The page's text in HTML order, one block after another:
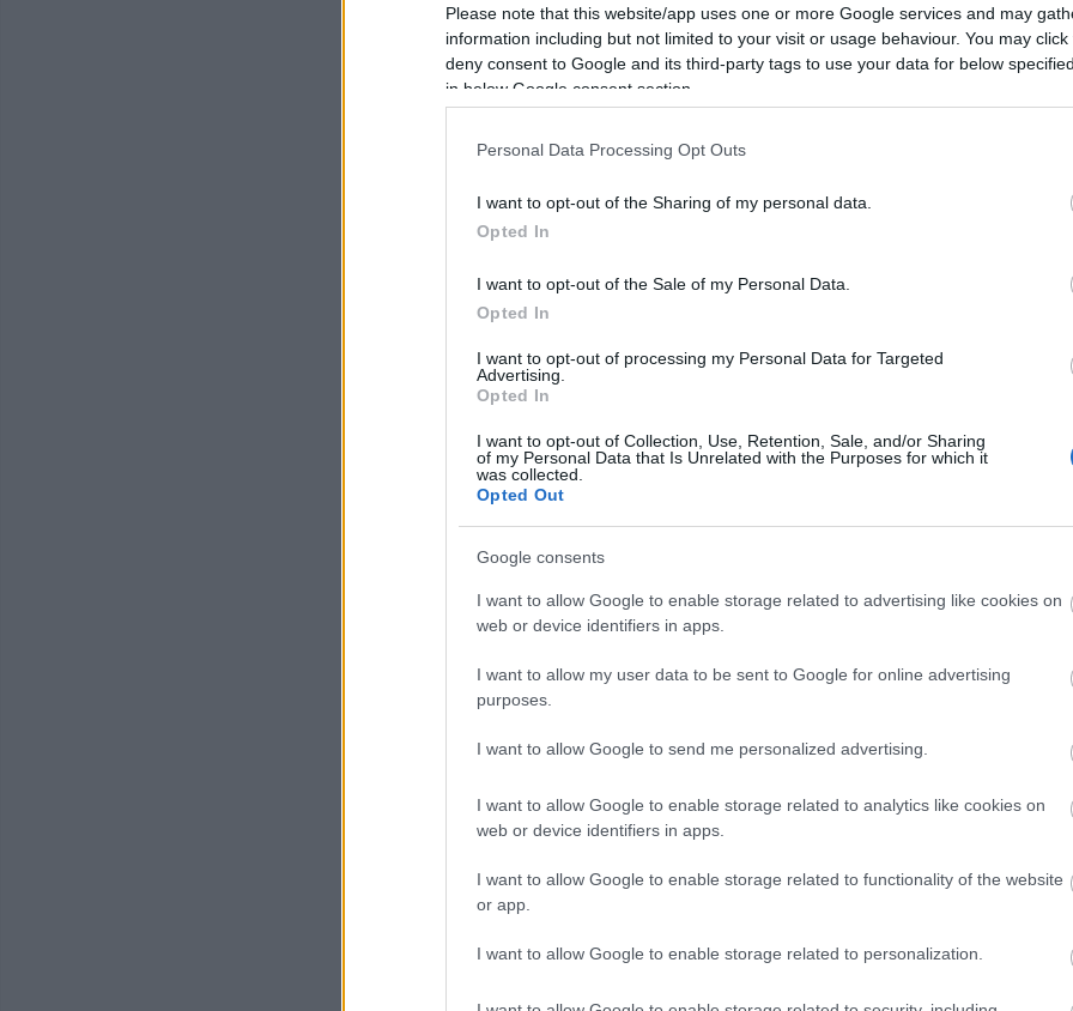
Please note that this website/app uses one or more Google services and may
information including but not limited to your visit or usage behaviour. You may
deny consent to Google and its third-party tags to use your data for below
in below Google consent section.
Personal Data Processing Opt Outs
I want to opt-out of the Sharing of my personal data.
Opted In
I want to opt-out of the Sale of my Personal Data.
Opted In
I want to opt-out of processing my Personal Data for Targeted
Advertising.
Opted In
I want to opt-out of Collection, Use, Retention, Sale, and/or Sharing
of my Personal Data that Is Unrelated with the Purposes for which it
was collected.
Opted Out
Google consents
I want to allow Google to enable storage related to advertising like cookies on
web or device identifiers in apps.
I want to allow my user data to be sent to Google for online advertising
purposes.
I want to allow Google to send me personalized advertising.
I want to allow Google to enable storage related to analytics like cookies on
web or device identifiers in apps.
I want to allow Google to enable storage related to functionality of the website
or app.
I want to allow Google to enable storage related to personalization.